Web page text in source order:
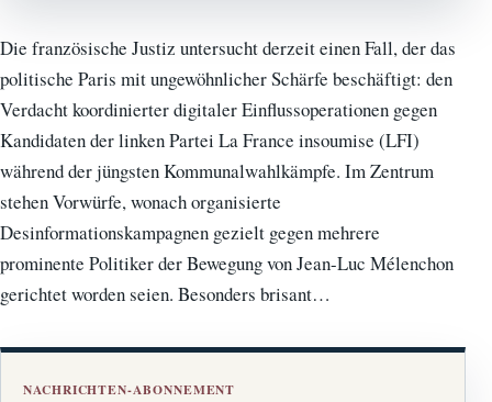
Die französische Justiz untersucht derzeit einen Fall, der das
politische Paris mit ungewöhnlicher Schärfe beschäftigt: den
Verdacht koordinierter digitaler Einflussoperationen gegen
Kandidaten der linken Partei La France insoumise (LFI)
während der jüngsten Kommunalwahlkämpfe. Im Zentrum
stehen Vorwürfe, wonach organisierte
Desinformationskampagnen gezielt gegen mehrere
prominente Politiker der Bewegung von Jean-Luc Mélenchon
gerichtet worden seien. Besonders brisant…
NACHRICHTEN-ABONNEMENT